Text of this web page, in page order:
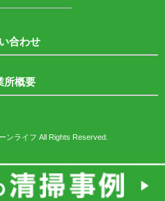
合わせ
所概要
ンライフ All Rights Reserved.